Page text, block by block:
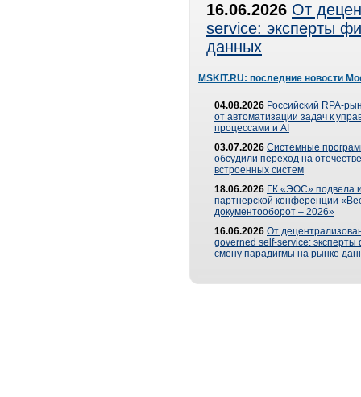
16.06.2026 От
service: эксперты
данных
MSKIT.RU: последние новости
04.08.2026 Российский RPA-
от автоматизации задач к
процессами и AI
03.07.2026 Системные
обсудили переход на
встроенных систем
18.06.2026 ГК «ЭОС» подвела
партнерской конференции
документооборот – 2026»
16.06.2026 От
governed self-service: эксперты
смену парадигмы на рынке